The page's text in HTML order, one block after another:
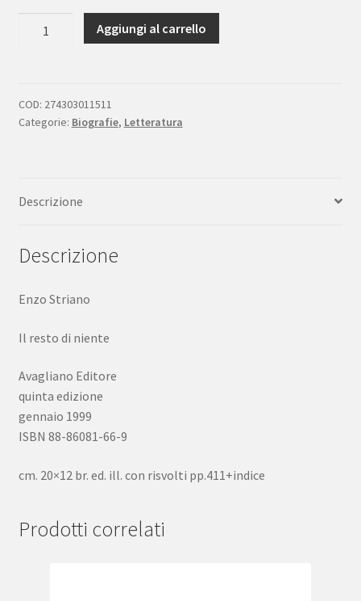
di
niente
edizione
Aggiungi al carrello
COD: 274303011511
Categorie: Biografie, Letteratura
Descrizione
Descrizione
Enzo Striano
Il resto di niente
Avagliano Editore
quinta edizione
gennaio 1999
ISBN 88-86081-66-9
cm. 20×12 br. ed. ill. con risvolti pp.411+indice
Prodotti correlati